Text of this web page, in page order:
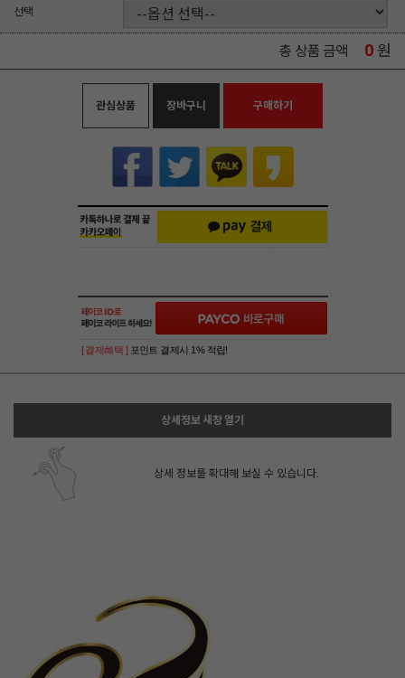
선택
총 상품 금액 0 원
관심상품 장바구니 구매하기
[ 결제혜택 ] 포인트 결제시 1% 적립!
상세정보 새창 열기
상세 정보를 확대해 보실 수 있습니다.